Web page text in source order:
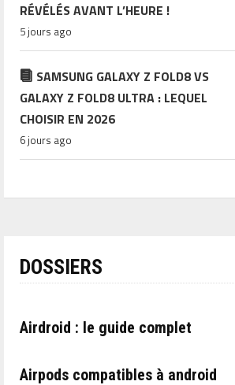
RÉVÉLÉS AVANT L’HEURE !
5 jours ago
SAMSUNG GALAXY Z FOLD8 VS
GALAXY Z FOLD8 ULTRA : LEQUEL
CHOISIR EN 2026
6 jours ago
DOSSIERS
Airdroid : le guide complet
Airpods compatibles à android